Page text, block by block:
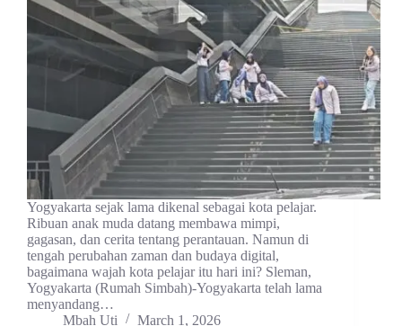
Yogyakarta sejak lama dikenal sebagai kota pelajar.
Ribuan anak muda datang membawa mimpi,
gagasan, dan cerita tentang perantauan. Namun di
tengah perubahan zaman dan budaya digital,
bagaimana wajah kota pelajar itu hari ini? Sleman,
Yogyakarta (Rumah Simbah)-Yogyakarta telah lama
menyandang…
Mbah Uti
March 1, 2026